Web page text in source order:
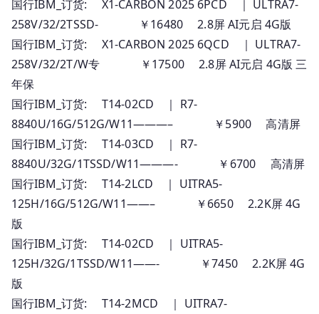
国行IBM_订货: X1-CARBON 2025 6PCD ｜ ULTRA7-
258V/32/2TSSD- ￥16480 2.8屏 AI元启 4G版
国行IBM_订货: X1-CARBON 2025 6QCD ｜ ULTRA7-
258V/32/2T/W专 ￥17500 2.8屏 AI元启 4G版 三
年保
国行IBM_订货: T14-02CD ｜ R7-
8840U/16G/512G/W11———– ￥5900 高清屏
国行IBM_订货: T14-03CD ｜ R7-
8840U/32G/1TSSD/W11———- ￥6700 高清屏
国行IBM_订货: T14-2LCD ｜ UITRA5-
125H/16G/512G/W11——– ￥6650 2.2K屏 4G
版
国行IBM_订货: T14-02CD ｜ UITRA5-
125H/32G/1TSSD/W11——- ￥7450 2.2K屏 4G
版
国行IBM_订货: T14-2MCD ｜ UITRA7-